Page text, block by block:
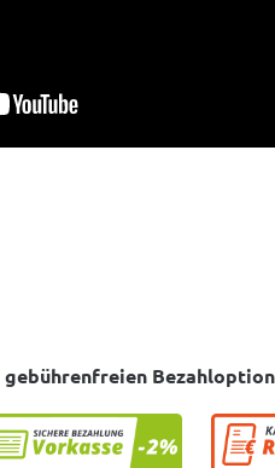
gebührenfreien